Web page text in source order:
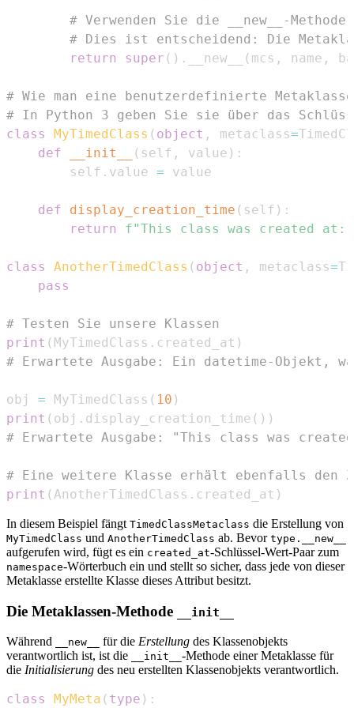
# Verwenden Sie die __new__-
# Dies ist entscheidend: Die
return
super ( ) . __new__ ( mcs , name ,
# Wie man eine benutzerdefinierte
# In Python 3 geben Sie sie über das
class
MyTimedClass ( object , metaclass=
def
__init__ ( self , value ) :
        self
. value =
def display_creation_time ( self ) :
return
f"This class was created at:
class AnotherTimedClass ( object , metaclass=
pass
# Testen Sie unsere Klassen
print ( MyTimedClass . created_at )
# Erwartete Ausgabe: Ein datetime-Objekt,
obj = MyTimedClass ( 10 )
print ( obj . display_creation_time ( ) )
# Erwartete Ausgabe: "This class was
# Eine weitere Klasse erhält ebenfalls den
print (AnotherTimedClass . created_at )
In diesem Beispiel fängt TimedClassMetaclass die Erstellung von
MyTimedClass und AnotherTimedClass ab. Bevor type.__new__
aufgerufen wird, fügt es ein created_at-Schlüssel-Wert-Paar zum
namespace-Wörterbuch ein und stellt so sicher, dass jede von dieser
Metaklasse erstellte Klasse dieses Attribut besitzt.
Die Metaklassen-Methode __init__
Während __new__ für die Erstellung des Klassenobjekts
verantwortlich ist, ist die
__init__ -Methode einer Metaklasse für
die Initialisierung des neu erstellten Klassenobjekts verantwortlich.
class MyMeta ( type ) :